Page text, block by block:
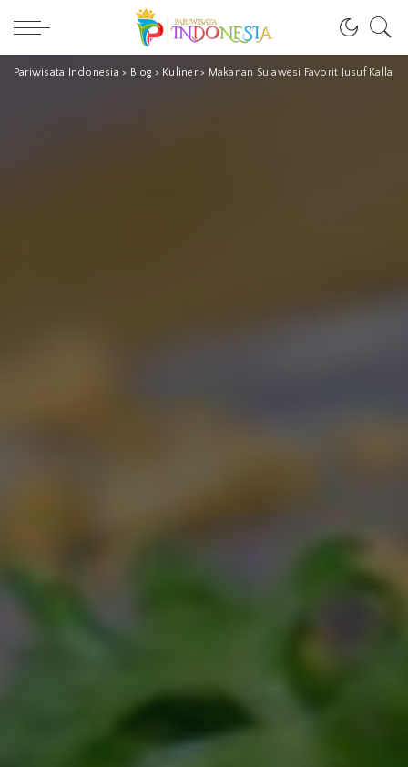
Pariwisata Indonesia > Blog > Kuliner> Makanan Sulawesi Favorit Jusuf Kalla